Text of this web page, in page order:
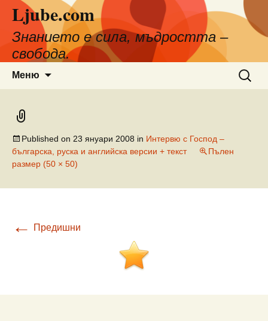
съдържанието
Ljube.com
Знанието е сила, мъдростта –
свобода.
Меню
за:
Published on 23 януари 2008 in Интервю с Господ –
българска, руска и английска версии + текст
Пълен
размер (50 × 50)
← Предишни